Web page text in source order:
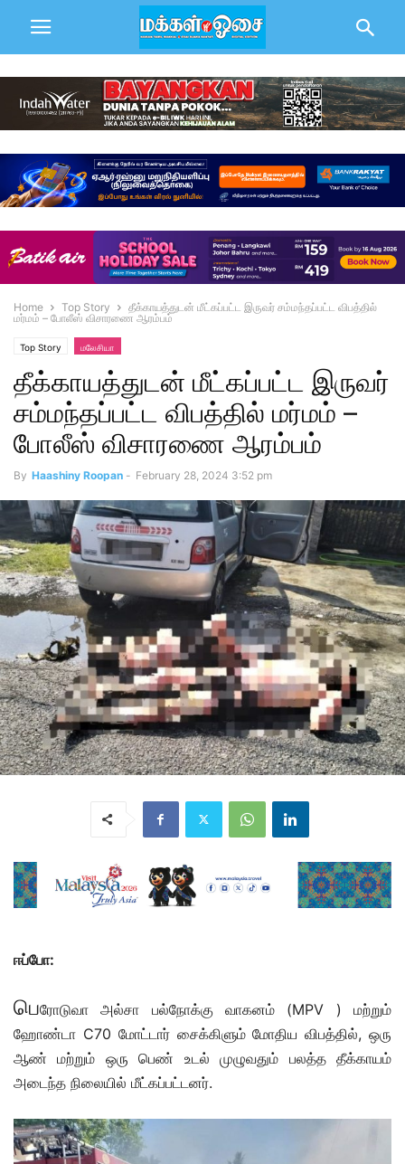
Home Top Story
தீக்காயத்துடன் மீட்கப்பட்ட இருவர் சம்மந்தப்பட்ட விபத்தில்
மர்மம் – போலீஸ் விசாரணை ஆரம்பம்
Top Story மலேசியா
தீக்காயத்துடன் மீட்கப்பட்ட இருவர்
சம்மந்தப்பட்ட விபத்தில் மர்மம் –
போலீஸ் விசாரணை ஆரம்பம்
By Haashiny Roopan - February 28, 2024 3:52 pm
ஈப்போ:
பெரோடுவா அல்சா பல்நோக்கு வாகனம் (MPV ) மற்றும்
ஹோண்டா C70 மோட்டார் சைக்கிளும் மோதிய விபத்தில், ஒரு
ஆண் மற்றும் ஒரு பெண் உடல் முழுவதும் பலத்த தீக்காயம்
அடைந்த நிலையில் மீட்கப்பட்டனர்.